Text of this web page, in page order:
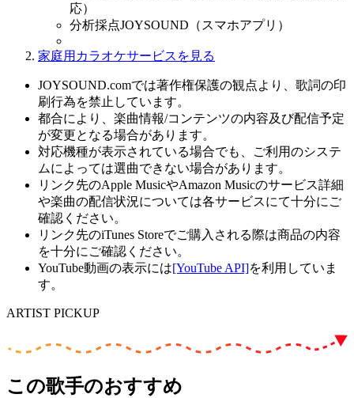
応）
分析採点JOYSOUND（スマホアプリ）
家庭用カラオケサービスを見る
JOYSOUND.comでは著作権保護の観点より、歌詞の印
刷行為を禁止しています。
都合により、楽曲情報/コンテンツの内容及び配信予定
が変更となる場合があります。
対応機種が表示されている場合でも、ご利用のシステ
ムによっては選曲できない場合があります。
リンク先のApple MusicやAmazon Musicのサービス詳細
や楽曲の配信状況については各サービスにて十分にご
確認ください。
リンク先のiTunes Storeでご購入される際は商品の内容
を十分にご確認ください。
YouTube動画の表示には[YouTube API]を利用していま
す。
ARTIST PICKUP
この歌手のおすすめ